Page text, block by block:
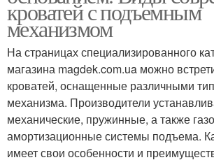
кроватей с подъемным
механизмом
На страницах специализированного
магазина magdek.com.ua можно
кроватей, оснащенные различными
механизма. Производители
механические, пружинные, а также
амортизационные системы подъема.
имеет свои особенности и